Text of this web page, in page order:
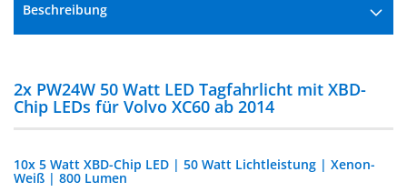
Beschreibung
2x PW24W 50 Watt LED Tagfahrlicht mit XBD-
Chip LEDs für Volvo XC60 ab 2014
10x 5 Watt XBD-Chip LED | 50 Watt Lichtleistung | Xenon-
Weiß | 800 Lumen